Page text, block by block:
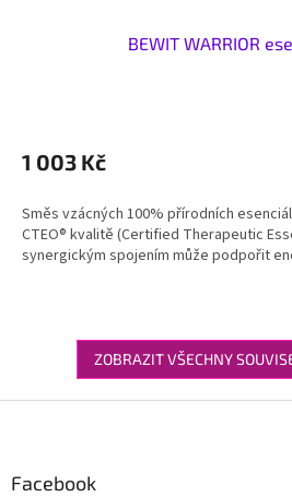
BEWIT WARRIOR
1 003 Kč
Směs vzácných 100% přírodních
CTEO® kvalitě (Certified Therapeutic
synergickým spojením může podpořit
ZOBRAZIT VŠECHNY
Facebook